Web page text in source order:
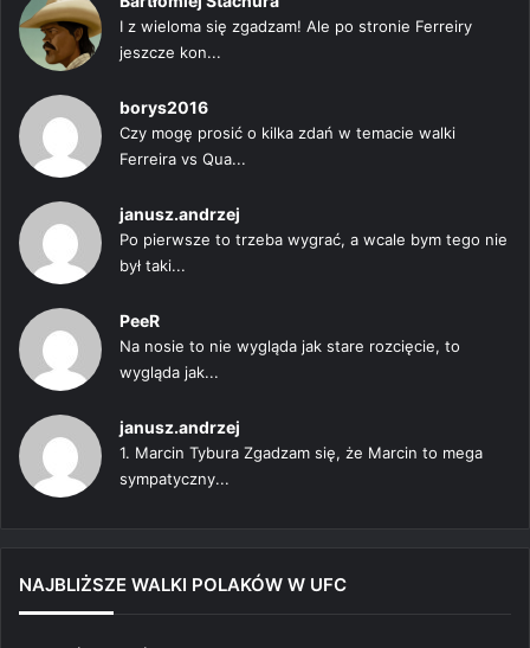
I z wieloma się zgadzam! Ale po stronie Ferreiry
jeszcze kon...
borys2016
Czy mogę prosić o kilka zdań w temacie walki
Ferreira vs Qua...
janusz.andrzej
Po pierwsze to trzeba wygrać, a wcale bym tego nie
był taki...
PeeR
Na nosie to nie wygląda jak stare rozcięcie, to
wygląda jak...
janusz.andrzej
1. Marcin Tybura Zgadzam się, że Marcin to mega
sympatyczny...
NAJBLIŻSZE WALKI POLAKÓW W UFC